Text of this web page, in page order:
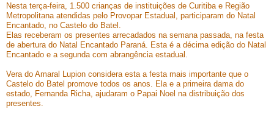
Nesta terça-feira, 1.500 crianças de instituições de Curitiba e Região
Metropolitana atendidas pelo Provopar Estadual, participaram do Natal
Encantado, no Castelo do Batel.
Elas receberam os presentes arrecadados na semana passada, na festa
de abertura do Natal Encantado Paraná. Esta é a décima edição do Natal
Encantado e a segunda com abrangência estadual.
Vera do Amaral Lupion considera esta a festa mais importante que o
Castelo do Batel promove todos os anos. Ela e a primeira dama do
estado, Fernanda Richa, ajudaram o Papai Noel na distribuição dos
presentes.